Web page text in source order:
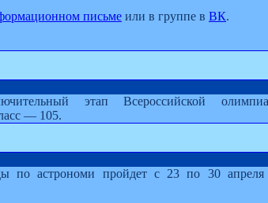
письме или в группе в ВК.
этап Всероссийской
— 105.
по астрономи пройдет с 23 по 30 апреля